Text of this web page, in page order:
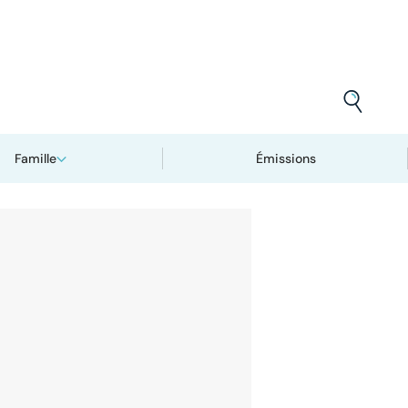
Famille Émissions